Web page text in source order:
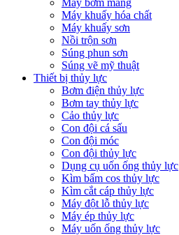
Máy khuấy hóa chất
Máy khuấy sơn
Nồi trộn sơn
Súng phun sơn
Súng vẽ mỹ thuật
Thiết bị thủy lực
Bơm điện thủy lực
Bơm tay thủy lực
Cảo thủy lực
Con đội cá sấu
Con đội móc
Con đội thủy lực
Dụng cụ uốn ống thủy lực
Kìm bấm cos thủy lực
Kìm cắt cáp thủy lực
Máy đột lỗ thủy lực
Máy ép thủy lực
Máy uốn ống thủy lực